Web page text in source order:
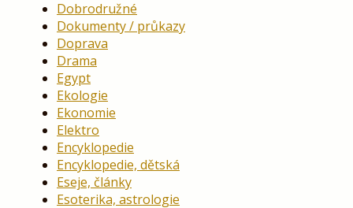
Dobrodružné
Dokumenty / průkazy
Doprava
Drama
Egypt
Ekologie
Ekonomie
Elektro
Encyklopedie
Encyklopedie, dětská
Eseje, články
Esoterika, astrologie